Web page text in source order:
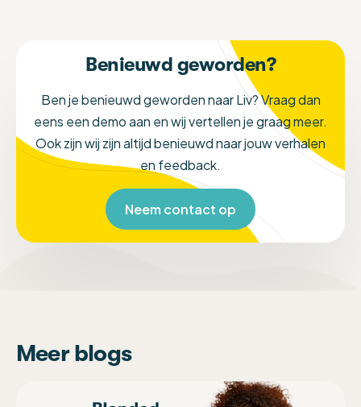
Benieuwd geworden?
Ben je benieuwd geworden naar Liv? Vraag dan
eens een demo aan en wij vertellen je graag meer.
Ook zijn wij zijn altijd benieuwd naar jouw verhalen
en feedback.
Neem contact op
Meer blogs